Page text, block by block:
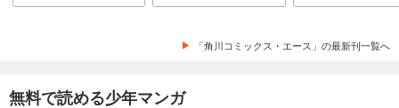
「角川コミックス・エース」の最新刊一覧へ
無料で読める少年マンガ